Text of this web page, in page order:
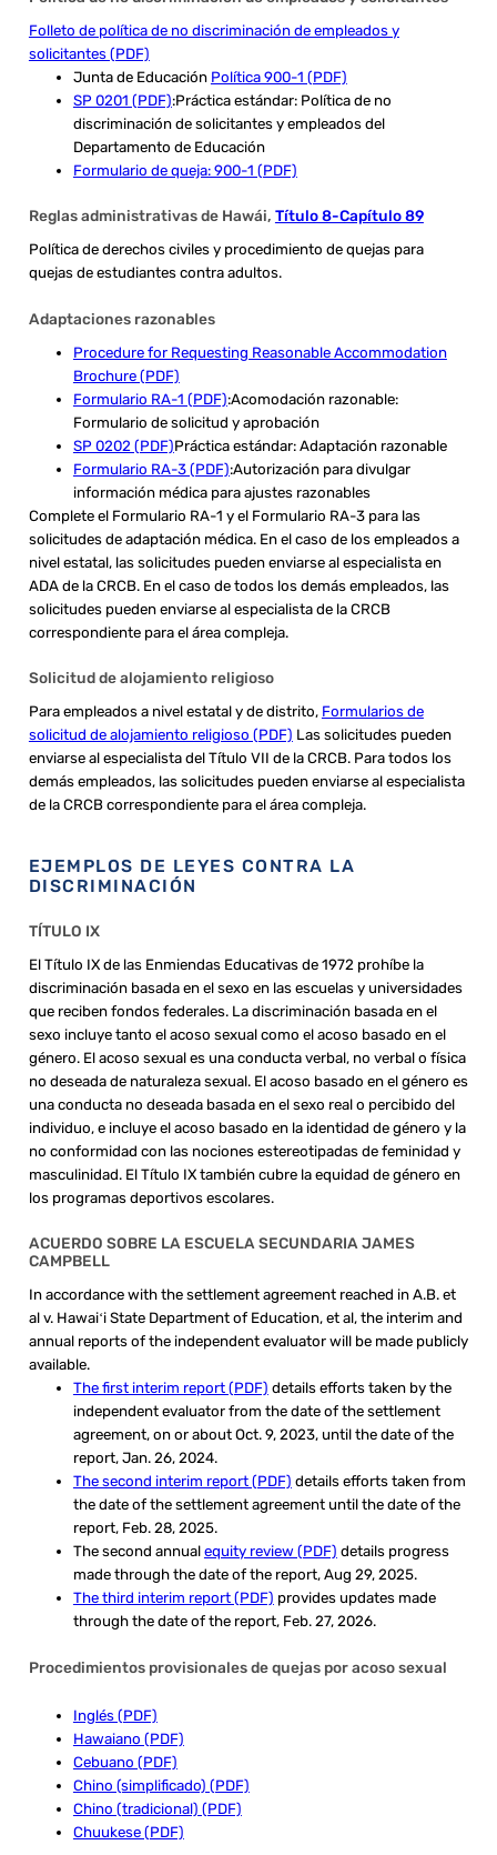
Folleto de política de no discriminación de empleados y
solicitantes (PDF)
Junta de Educación Política 900-1 (PDF)
SP 0201 (PDF):Práctica estándar: Política de no
discriminación de solicitantes y empleados del
Departamento de Educación
Formulario de queja: 900-1 (PDF)
Reglas administrativas de Hawái, Título 8-Capítulo 89
Política de derechos civiles y procedimiento de quejas para
quejas de estudiantes contra adultos.
Adaptaciones razonables
Procedure for Requesting Reasonable Accommodation
Brochure (PDF)
Formulario RA-1 (PDF):Acomodación razonable:
Formulario de solicitud y aprobación
SP 0202 (PDF)Práctica estándar: Adaptación razonable
Formulario RA-3 (PDF):Autorización para divulgar
información médica para ajustes razonables
Complete el Formulario RA-1 y el Formulario RA-3 para las
solicitudes de adaptación médica. En el caso de los empleados a
nivel estatal, las solicitudes pueden enviarse al especialista en
ADA de la CRCB. En el caso de todos los demás empleados, las
solicitudes pueden enviarse al especialista de la CRCB
correspondiente para el área compleja.
Solicitud de alojamiento religioso
Para empleados a nivel estatal y de distrito, Formularios de
solicitud de alojamiento religioso (PDF) Las solicitudes pueden
enviarse al especialista del Título VII de la CRCB. Para todos los
demás empleados, las solicitudes pueden enviarse al especialista
de la CRCB correspondiente para el área compleja.
EJEMPLOS DE LEYES CONTRA LA
DISCRIMINACIÓN
TÍTULO IX
El Título IX de las Enmiendas Educativas de 1972 prohíbe la
discriminación basada en el sexo en las escuelas y universidades
que reciben fondos federales. La discriminación basada en el
sexo incluye tanto el acoso sexual como el acoso basado en el
género. El acoso sexual es una conducta verbal, no verbal o física
no deseada de naturaleza sexual. El acoso basado en el género es
una conducta no deseada basada en el sexo real o percibido del
individuo, e incluye el acoso basado en la identidad de género y la
no conformidad con las nociones estereotipadas de feminidad y
masculinidad. El Título IX también cubre la equidad de género en
los programas deportivos escolares.
ACUERDO SOBRE LA ESCUELA SECUNDARIA JAMES
CAMPBELL
In accordance with the settlement agreement reached in A.B. et
al v. Hawaiʻi State Department of Education, et al, the interim and
annual reports of the independent evaluator will be made publicly
available.
The first interim report (PDF) details efforts taken by the
independent evaluator from the date of the settlement
agreement, on or about Oct. 9, 2023, until the date of the
report, Jan. 26, 2024.
The second interim report (PDF) details efforts taken from
the date of the settlement agreement until the date of the
report, Feb. 28, 2025.
The second annual equity review (PDF) details progress
made through the date of the report, Aug 29, 2025.
The third interim report (PDF) provides updates made
through the date of the report, Feb. 27, 2026.
Procedimientos provisionales de quejas por acoso sexual
Inglés (PDF)
Hawaiano (PDF)
Cebuano (PDF)
Chino (simplificado) (PDF)
Chino (tradicional) (PDF)
Chuukese (PDF)